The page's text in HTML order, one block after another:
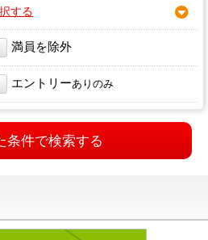
する
満員を除外
エントリーありのみ
条件で検索する